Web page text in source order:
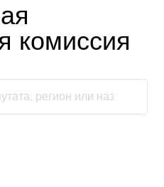
комиссия